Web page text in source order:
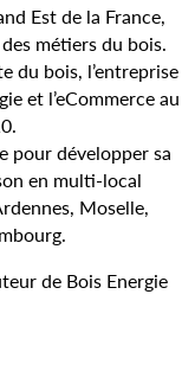
Est de la France,
métiers du bois.
du bois, l’entreprise
et l’eCommerce au
pour développer sa
en multi-local
Moselle,
de Bois Energie